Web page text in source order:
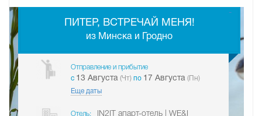
ПИТЕР, ВСТРЕЧАЙ МЕНЯ!
из Минска и Гродно
Отправление и прибытие
c 13 Августа (Чт) по 17 Августа (Пн)
Еще даты
Отель:
IN2IT апарт-отель | WE&I
-